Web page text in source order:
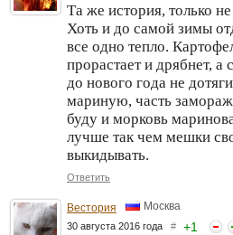
Та же история, только
Хоть и до самой зимы
все одно тепло.
прорастает и дрябнет, а
до нового года не
мариную, часть
буду и морковь
лучше так чем мешки
выкидывать.
Ответить
Вестория Москва
30 августа 2016 года # +1